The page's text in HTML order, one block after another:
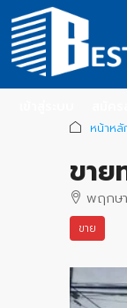
หน้าหลั
ขาย
พฤกษ
ขาย